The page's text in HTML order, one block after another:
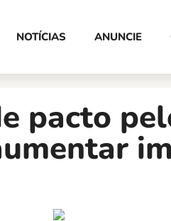
NOTÍCIAS ANUNCIE
pacto